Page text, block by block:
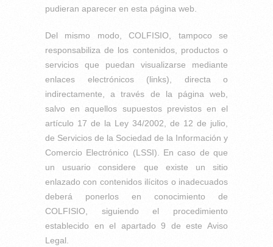
pudieran aparecer en esta página web.
Del mismo modo, COLFISIO, tampoco se
responsabiliza de los contenidos, productos o
servicios que puedan visualizarse mediante
enlaces electrónicos (links), directa o
indirectamente, a través de la página web,
salvo en aquellos supuestos previstos en el
artículo 17 de la Ley 34/2002, de 12 de julio,
de Servicios de la Sociedad de la Información y
Comercio Electrónico (LSSI). En caso de que
un usuario considere que existe un sitio
enlazado con contenidos ilícitos o inadecuados
deberá ponerlos en conocimiento de
COLFISIO, siguiendo el procedimiento
establecido en el apartado 9 de este Aviso
Legal.